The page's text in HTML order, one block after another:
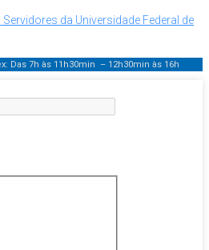
da Universidade Federal de
Das 7h às 11h30min – 12h30min às 16h